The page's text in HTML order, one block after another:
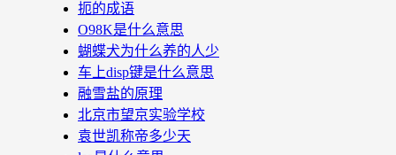
扼的成语
O98K是什么意思
蝴蝶犬为什么养的人少
车上disp键是什么意思
融雪盐的原理
北京市望京实验学校
袁世凯称帝多少天